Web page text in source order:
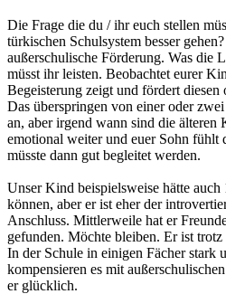
Die Frage die du / ihr euch stellen
türkischen Schulsystem besser
außerschulische Förderung. Was die
müsst ihr leisten. Beobachtet eurer
Begeisterung zeigt und fördert diesen
Das überspringen von einer oder
an, aber irgend wann sind die älteren
emotional weiter und euer Sohn fühlt
müsste dann gut begleitet werden.
Unser Kind beispielsweise hätte auch
können, aber er ist eher der
Anschluss. Mittlerweile hat er
gefunden. Möchte bleiben. Er ist
In der Schule in einigen Fächer stark
kompensieren es mit
er glücklich.